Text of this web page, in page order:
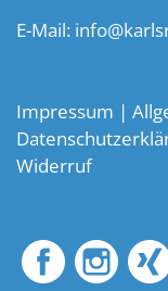
E-Mail:
Impressum |
Widerruf